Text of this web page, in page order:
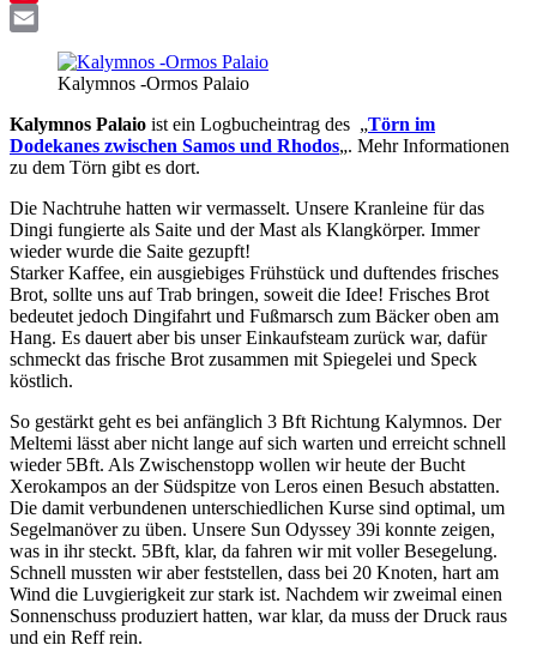
Pinterest
Kalymnos -Ormos Palaio
Kalymnos Palaio ist ein Logbucheintrag des „Törn im
Dodekanes zwischen Samos und Rhodos„. Mehr Informationen
zu dem Törn gibt es dort.
Die Nachtruhe hatten wir vermasselt. Unsere Kranleine für das
Dingi fungierte als Saite und der Mast als Klangkörper. Immer
wieder wurde die Saite gezupft!
Starker Kaffee, ein ausgiebiges Frühstück und duftendes frisches
Brot, sollte uns auf Trab bringen, soweit die Idee! Frisches Brot
bedeutet jedoch Dingifahrt und Fußmarsch zum Bäcker oben am
Hang. Es dauert aber bis unser Einkaufsteam zurück war, dafür
schmeckt das frische Brot zusammen mit Spiegelei und Speck
köstlich.
So gestärkt geht es bei anfänglich 3 Bft Richtung Kalymnos. Der
Meltemi lässt aber nicht lange auf sich warten und erreicht schnell
wieder 5Bft. Als Zwischenstopp wollen wir heute der Bucht
Xerokampos an der Südspitze von Leros einen Besuch abstatten.
Die damit verbundenen unterschiedlichen Kurse sind optimal, um
Segelmanöver zu üben. Unsere Sun Odyssey 39i konnte zeigen,
was in ihr steckt. 5Bft, klar, da fahren wir mit voller Besegelung.
Schnell mussten wir aber feststellen, dass bei 20 Knoten, hart am
Wind die Luvgierigkeit zur stark ist. Nachdem wir zweimal einen
Sonnenschuss produziert hatten, war klar, da muss der Druck raus
und ein Reff rein.